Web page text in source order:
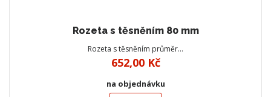
Rozeta s těsněním 80 mm
Rozeta s těsněním průměr…
652,00 Kč
na objednávku